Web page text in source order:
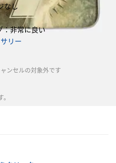
なし
：非常に良い
リー
ンセルの対象外です